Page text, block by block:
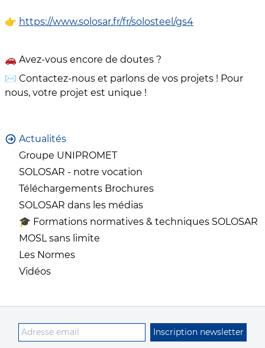
👉 https://www.solosar.fr/fr/solosteel/gs4
🚗 Avez-vous encore de doutes ?
✉ Contactez-nous et parlons de vos projets ! Pour
nous, votre projet est unique !
Actualités
Groupe UNIPROMET
SOLOSAR - notre vocation
Téléchargements Brochures
SOLOSAR dans les médias
🎓 Formations normatives & techniques SOLOSAR
MOSL sans limite
Les Normes
Vidéos
Inscription newsletter